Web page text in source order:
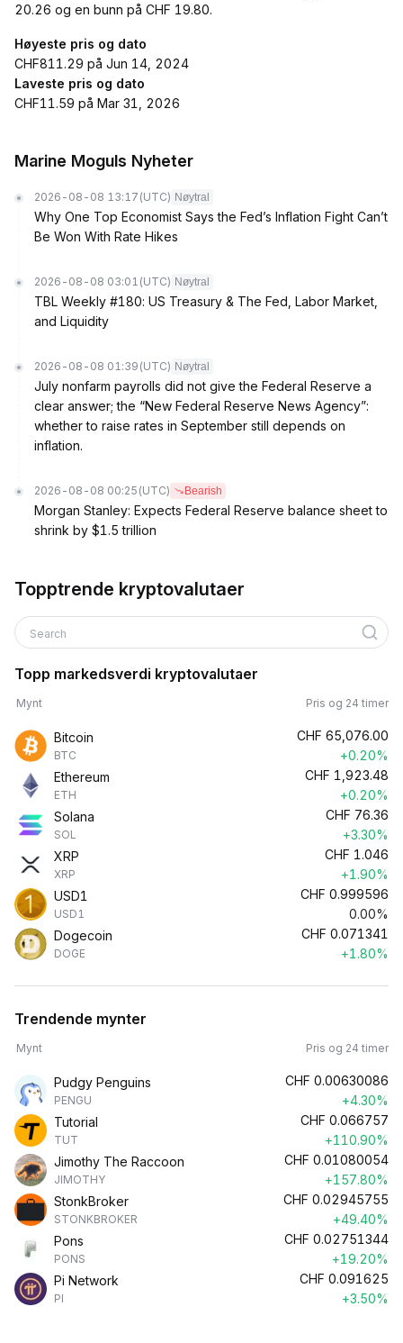
20.26 og en bunn på CHF 19.80.
Høyeste pris og dato
CHF811.29 på Jun 14, 2024
Laveste pris og dato
CHF11.59 på Mar 31, 2026
Marine Moguls Nyheter
2026-08-08 13:17 (UTC) Nøytral
Why One Top Economist Says the Fed’s Inflation Fight Can’t
Be Won With Rate Hikes
2026-08-08 03:01 (UTC) Nøytral
TBL Weekly #180: US Treasury & The Fed, Labor Market,
and Liquidity
2026-08-08 01:39 (UTC) Nøytral
July nonfarm payrolls did not give the Federal Reserve a
clear answer; the “New Federal Reserve News Agency”:
whether to raise rates in September still depends on
inflation.
2026-08-08 00:25 (UTC) Bearish
Morgan Stanley: Expects Federal Reserve balance sheet to
shrink by $1.5 trillion
Topptrende kryptovalutaer
Search
Topp markedsverdi kryptovalutaer
Mynt Pris og 24 timer
Bitcoin
BTC
CHF 65,076.00
+0.20%
Ethereum
ETH
CHF 1,923.48
+0.20%
Solana
SOL
CHF 76.36
+3.30%
XRP
XRP
CHF 1.046
+1.90%
USD1
USD1
CHF 0.999596
0.00%
Dogecoin
DOGE
CHF 0.071341
+1.80%
Trendende mynter
Mynt Pris og 24 timer
Pudgy Penguins
PENGU
CHF 0.00630086
+4.30%
Tutorial
TUT
CHF 0.066757
+110.90%
Jimothy The Raccoon
JIMOTHY
CHF 0.01080054
+157.80%
StonkBroker
STONKBROKER
CHF 0.02945755
+49.40%
Pons
PONS
CHF 0.02751344
+19.20%
Pi Network
PI
CHF 0.091625
+3.50%